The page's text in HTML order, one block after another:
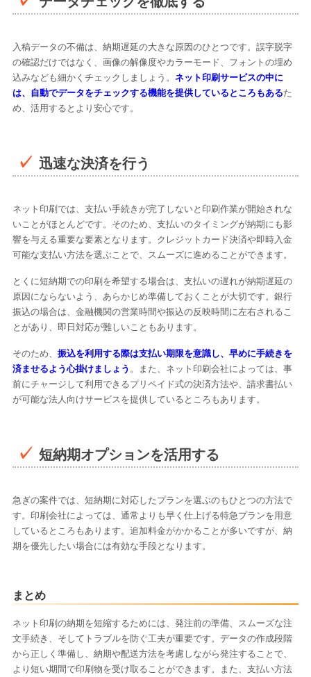
入稿データの不備は、納期遅延の大きな原因のひとつです。誤字脱字
の確認だけではなく、画像の解像度やカラーモード、フォントの埋め
込みなども細かくチェックしましょう。 ネット印刷サービスの中に
は、自動でデータをチェックする機能を提供しているところもあるた
め、活用するとより安心です。
迅速な決済を行う
ネット印刷では、支払い手続きが完了しないと印刷作業が開始されな
いことがほとんどです。そのため、支払いのタイミングが納期にも影
響を与える重要な要素となります。クレジットカード決済や即時入金
可能な支払い方法を選ぶことで、スムーズに進めることができます。
とくに短納期での印刷を希望する場合は、支払いの遅れが納期遅延の
原因にならないよう、あらかじめ準備しておくことが大切です。銀行
振込の場合は、金融機関の営業時間や振込の反映時間に左右されるこ
とがあり、即日対応が難しいこともあります。
そのため、 振込を利用する際は支払い期限を意識し、早めに手続きを
済ませるよう心掛けましょう 。また、ネット印刷会社によっては、事
前にチャージして利用できるプリペイド式の決済方法や、請求書払い
が可能な法人向けサービスを提供しているところもあります。
短納期オプションを活用する
急ぎの案件では、短納期に対応したプランを選ぶのもひとつの方法で
す。印刷会社によっては、通常よりも早く仕上げる特急プランを用意
しているところもあります。追加料金がかかることが多いですが、納
期を優先したい場合には有効な手段となります。
まとめ
ネット印刷の納期を短縮するためには、発注前の準備、スムーズな注
文手続き、そしてトラブルを防ぐ工夫が重要です。データの作成段階
から正しく準備し、納期や配送方法を考慮しながら発注することで、
より短い期間で印刷物を受け取ることができます。また、支払い方法